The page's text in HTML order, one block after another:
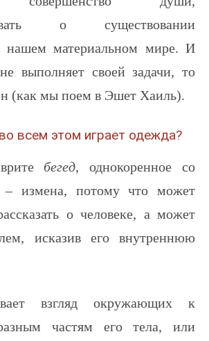
о существовании
нашем материальном мире. И
выполняет своей задачи, то
(как мы поем в Эшет Хаиль).
всем этом играет одежда?
бегед, однокоренное со
измена, потому что может
о человеке, а может
исказив его внутреннюю
взгляд окружающих к
частям его тела, или